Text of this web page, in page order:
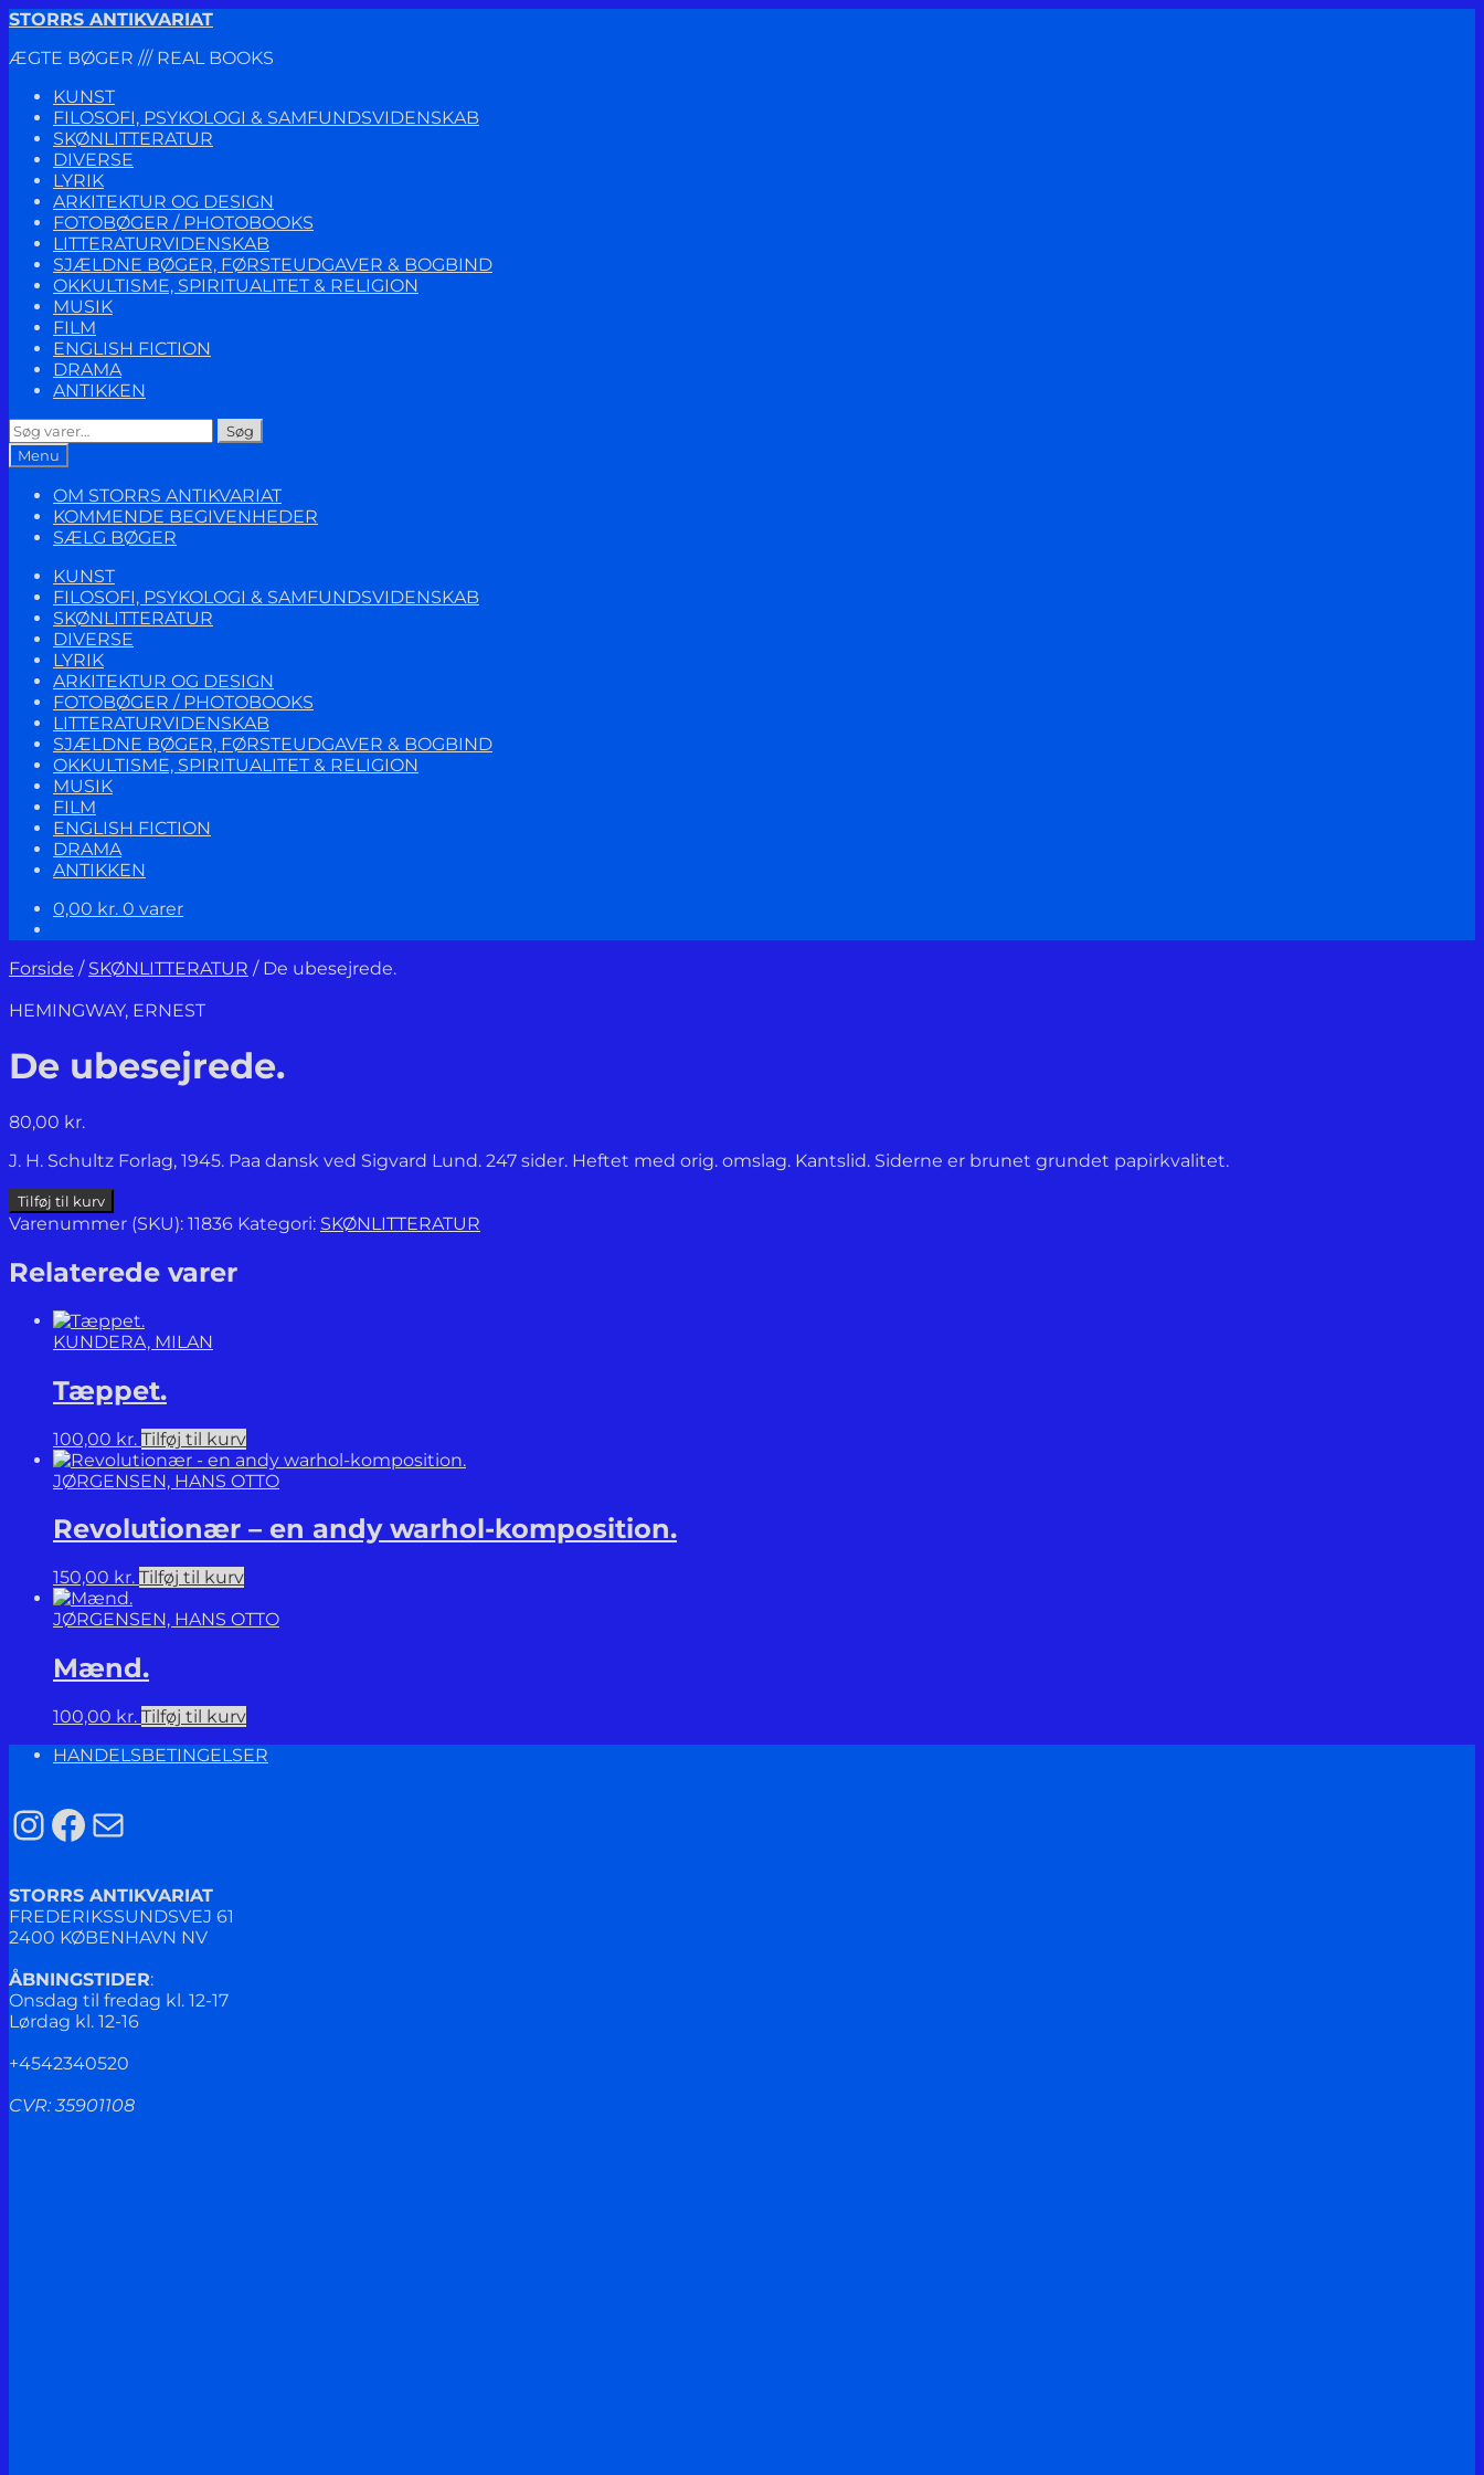
Spring
navigation
Spring
indhold
STORRS ANTIKVARIAT
ÆGTE BØGER /// REAL BOOKS
KUNST
FILOSOFI, PSYKOLOGI & SAMFUNDSVIDENSKAB
SKØNLITTERATUR
DIVERSE
LYRIK
ARKITEKTUR OG DESIGN
FOTOBØGER / PHOTOBOOKS
LITTERATURVIDENSKAB
SJÆLDNE BØGER, FØRSTEUDGAVER & BOGBIND
OKKULTISME, SPIRITUALITET & RELIGION
MUSIK
FILM
ENGLISH FICTION
DRAMA
ANTIKKEN
Søg
efter:
Søg
Menu
OM STORRS ANTIKVARIAT
KOMMENDE BEGIVENHEDER
SÆLG BØGER
KUNST
FILOSOFI, PSYKOLOGI & SAMFUNDSVIDENSKAB
SKØNLITTERATUR
DIVERSE
LYRIK
ARKITEKTUR OG DESIGN
FOTOBØGER / PHOTOBOOKS
LITTERATURVIDENSKAB
SJÆLDNE BØGER, FØRSTEUDGAVER & BOGBIND
OKKULTISME, SPIRITUALITET & RELIGION
MUSIK
FILM
ENGLISH FICTION
DRAMA
ANTIKKEN
0,00 kr. 0 varer
Forside / SKØNLITTERATUR / De ubesejrede.
HEMINGWAY, ERNEST
De ubesejrede.
80,00 kr.
J. H. Schultz Forlag, 1945. Paa dansk ved Sigvard Lund. 247 sider. Heftet med orig. omslag. Kantslid. Siderne er brunet grundet papirkvalitet.
De
ubesejrede.
Tilføj til kurv
Varenummer (SKU): 11836 Kategori: SKØNLITTERATUR
Relaterede varer
KUNDERA, MILAN
Tæppet.
100,00 kr. Tilføj til kurv
JØRGENSEN, HANS OTTO
Revolutionær – en andy warhol-komposition.
150,00 kr. Tilføj til kurv
JØRGENSEN, HANS OTTO
Mænd.
100,00 kr. Tilføj til kurv
HANDELSBETINGELSER
Instagram
Facebook
Mail
STORRS ANTIKVARIAT
FREDERIKSSUNDSVEJ 61
2400 KØBENHAVN NV
ÅBNINGSTIDER:
Onsdag til fredag kl. 12-17
Lørdag kl. 12-16
+4542340520
CVR: 35901108